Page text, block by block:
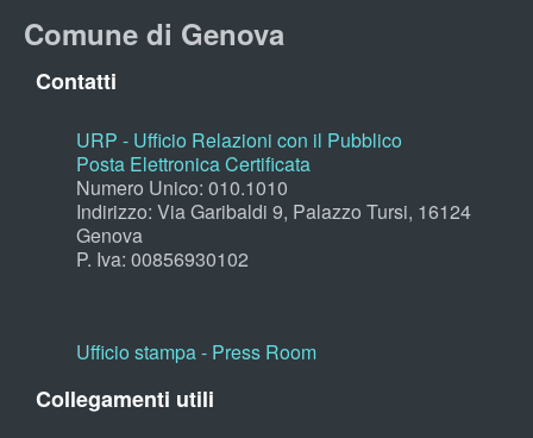
Comune di Genova
Contatti
URP - Ufficio Relazioni con il Pubblico
Posta Elettronica Certificata
Numero Unico: 010.1010
Indirizzo: Via Garibaldi 9, Palazzo Tursi, 16124
Genova
P. Iva: 00856930102
Ufficio stampa - Press Room
Collegamenti utili